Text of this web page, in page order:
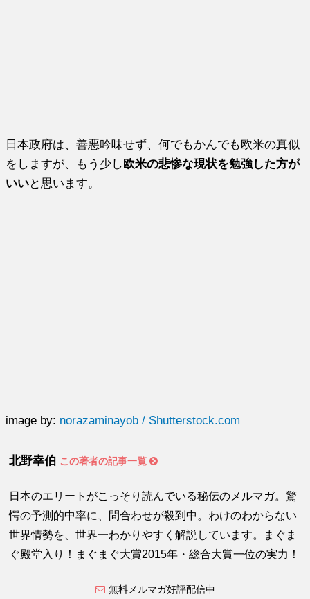
日本政府は、善悪吟味せず、何でもかんでも欧米の真似
をしますが、もう少し 欧米の悲惨な現状を勉強した方が
いいと思います。
image by: norazaminayob / Shutterstock.com
北野幸伯 この著者の記事一覧
日本のエリートがこっそり読んでいる秘伝のメルマガ。驚
愕の予測的中率に、問合わせが殺到中。わけのわからない
世界情勢を、世界一わかりやすく解説しています。まぐま
ぐ殿堂入り！まぐまぐ大賞2015年・総合大賞一位の実力！
無料メルマガ好評配信中